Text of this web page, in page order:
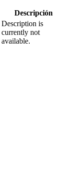
Descripción
Description is
currently not
available.